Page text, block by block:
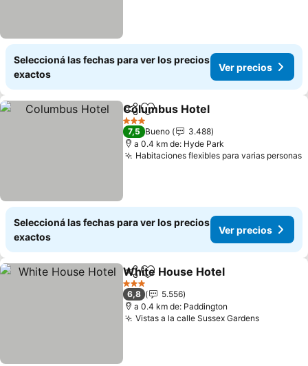
Seleccioná las fechas para ver los precios
exactos
Ver precios
CompartirAñadir a favoritos
Columbus Hotel
3 Estrellas
7,5 Bueno
3.488
a 0.4 km de: Hyde Park
Habitaciones flexibles para varias personas
Seleccioná las fechas para ver los precios
exactos
Ver precios
CompartirAñadir a favoritos
White House Hotel
3 Estrellas
6,8
5.556
a 0.4 km de: Paddington
Vistas a la calle Sussex GardensVer